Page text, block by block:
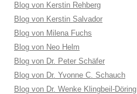
Blog von Kerstin Rehberg
Blog von Kerstin Salvador
Blog von Milena Fuchs
Blog von Neo Helm
Blog von Dr. Peter Schäfer
Blog von Dr. Yvonne C. Schauch
Blog von Dr. Wenke Klingbeil-Döring